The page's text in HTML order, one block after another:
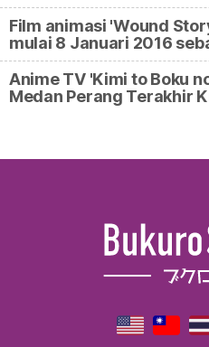
Film animasi 'Wound
mulai 8 Januari 2016
Anime TV 'Kimi to Boku
Medan Perang Terakhir